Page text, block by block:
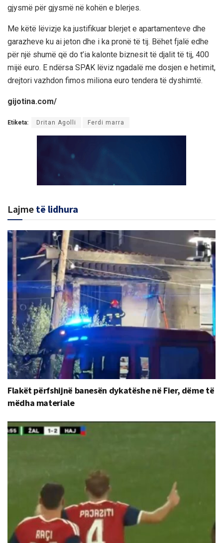
gjysmë për gjysmë në kohën e blerjes.
Me këtë lëvizje ka justifikuar blerjet e apartamenteve dhe
garazheve ku ai jeton dhe i ka pronë të tij. Bëhet fjalë edhe
për një shumë që do t’ia kalonte biznesit të djalit të tij, 400
mijë euro. E ndërsa SPAK lëviz ngadalë me dosjen e hetimit,
drejtori vazhdon fimos miliona euro tendera të dyshimtë.
gijotina.com/
Etiketa: Dritan Agolli Ferdi marra
Lajme të lidhura
Flakët përfshijnë banesën dykatëshe në Fier, dëme të
mëdha materiale